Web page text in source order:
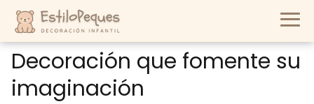
Decoración que fomente su
imaginación